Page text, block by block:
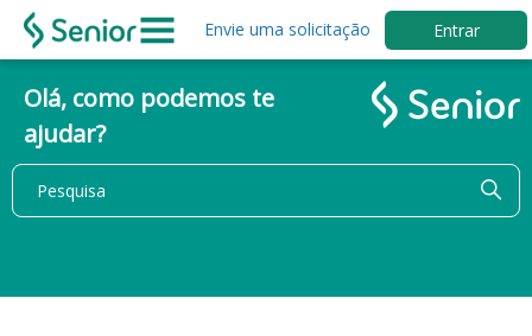
Envie uma solicitação Entrar
Olá, como podemos te
ajudar?